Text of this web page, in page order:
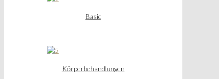
Basic
Körperbehandlungen